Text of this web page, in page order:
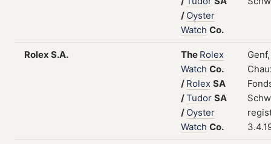
/ Oyster
Watch Co.
Rolex S.A. The Rolex
Watch Co.
/ Rolex SA
/Tudor SA
/ Oyster
Watch Co.